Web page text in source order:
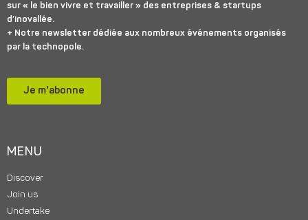
sur « le bien vivre et travailler » des entreprises & startups
d’inovallée.
+ Notre newsletter dédiée aux nombreux événements organisés
par la technopole.
Je m'abonne
MENU
Discover
Join us
Undertake